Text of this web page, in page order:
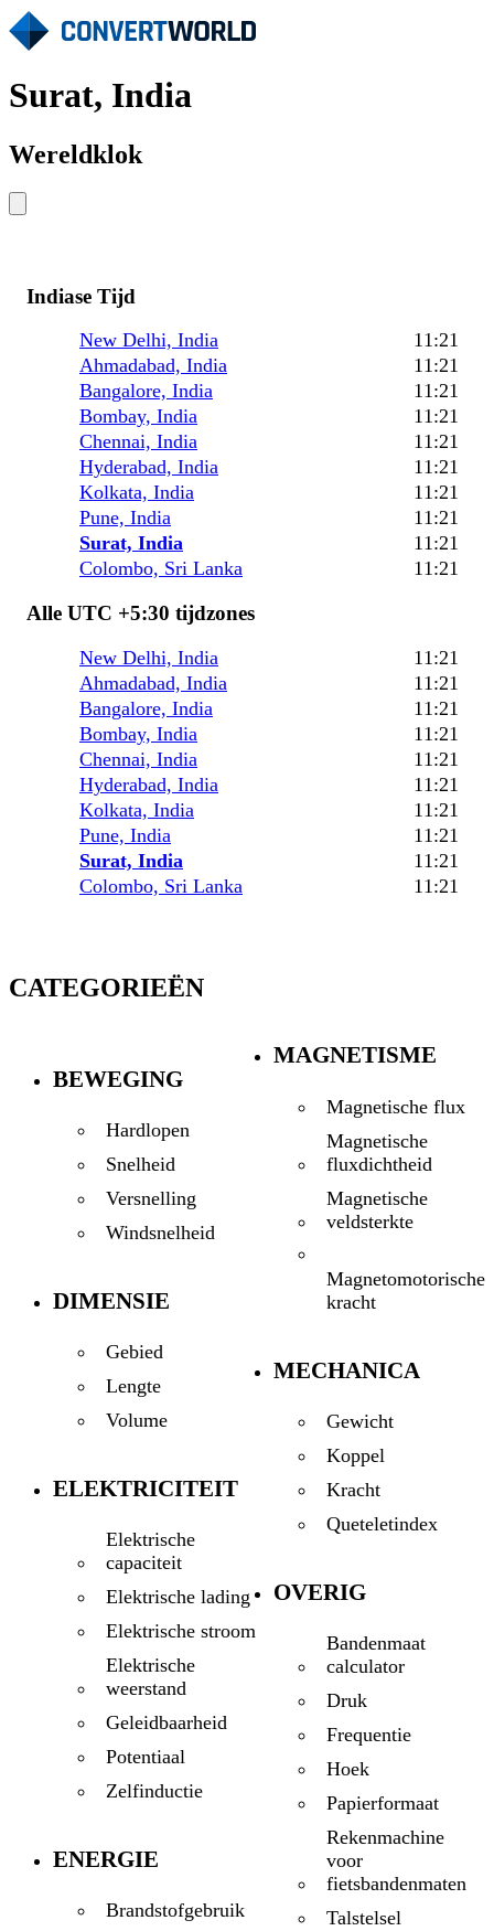
Surat, India
Wereldklok
Indiase Tijd
New Delhi, India
11:21
Ahmadabad, India
11:21
Bangalore, India
11:21
Bombay, India
11:21
Chennai, India
11:21
Hyderabad, India
11:21
Kolkata, India
11:21
Pune, India
11:21
Surat, India
11:21
Colombo, Sri Lanka
11:21
Alle UTC +5:30 tijdzones
New Delhi, India
11:21
Ahmadabad, India
11:21
Bangalore, India
11:21
Bombay, India
11:21
Chennai, India
11:21
Hyderabad, India
11:21
Kolkata, India
11:21
Pune, India
11:21
Surat, India
11:21
Colombo, Sri Lanka
11:21
CATEGORIEËN
BEWEGING
Hardlopen
Snelheid
Versnelling
Windsnelheid
DIMENSIE
Gebied
Lengte
Volume
ELEKTRICITEIT
Elektrische
capaciteit
Elektrische lading
Elektrische stroom
Elektrische
weerstand
Geleidbaarheid
Potentiaal
Zelfinductie
ENERGIE
Brandstofgebruik
MAGNETISME
Magnetische flux
Magnetische
fluxdichtheid
Magnetische
veldsterkte
Magnetomotorische
kracht
MECHANICA
Gewicht
Koppel
Kracht
Queteletindex
OVERIG
Bandenmaat
calculator
Druk
Frequentie
Hoek
Papierformaat
Rekenmachine
voor
fietsbandenmaten
Talstelsel